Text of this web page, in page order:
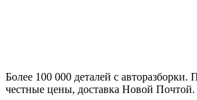
Более 100 000 деталей с авторазборки.
честные цены, доставка Новой Почтой.